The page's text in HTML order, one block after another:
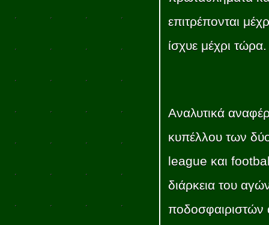
επιτρέπονται
ίσχυε μέχρι τώρα.
Αναλυτικά
κυπέλλου των
league και
διάρκεια του
ποδοσφαιριστών